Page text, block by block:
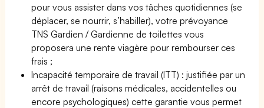
pour vous assister dans vos tâches quotidiennes (se
déplacer, se nourrir, s’habiller), votre prévoyance
TNS Gardien / Gardienne de toilettes vous
proposera une rente viagère pour rembourser ces
frais ;
Incapacité temporaire de travail (ITT) : justifiée par un
arrêt de travail (raisons médicales, accidentelles ou
encore psychologiques) cette garantie vous permet